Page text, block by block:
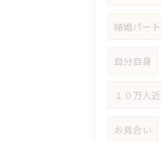
結婚パー
自分自身
１０万人
お見合い